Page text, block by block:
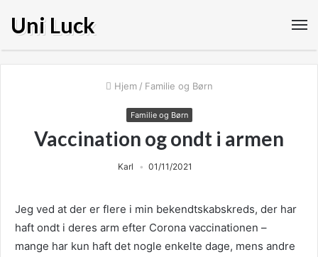
Uni Luck
Hjem / Familie og Børn
Familie og Børn
Vaccination og ondt i armen
Karl 01/11/2021
Jeg ved at der er flere i min bekendtskabskreds, der har
haft ondt i deres arm efter Corona vaccinationen –
mange har kun haft det nogle enkelte dage, mens andre